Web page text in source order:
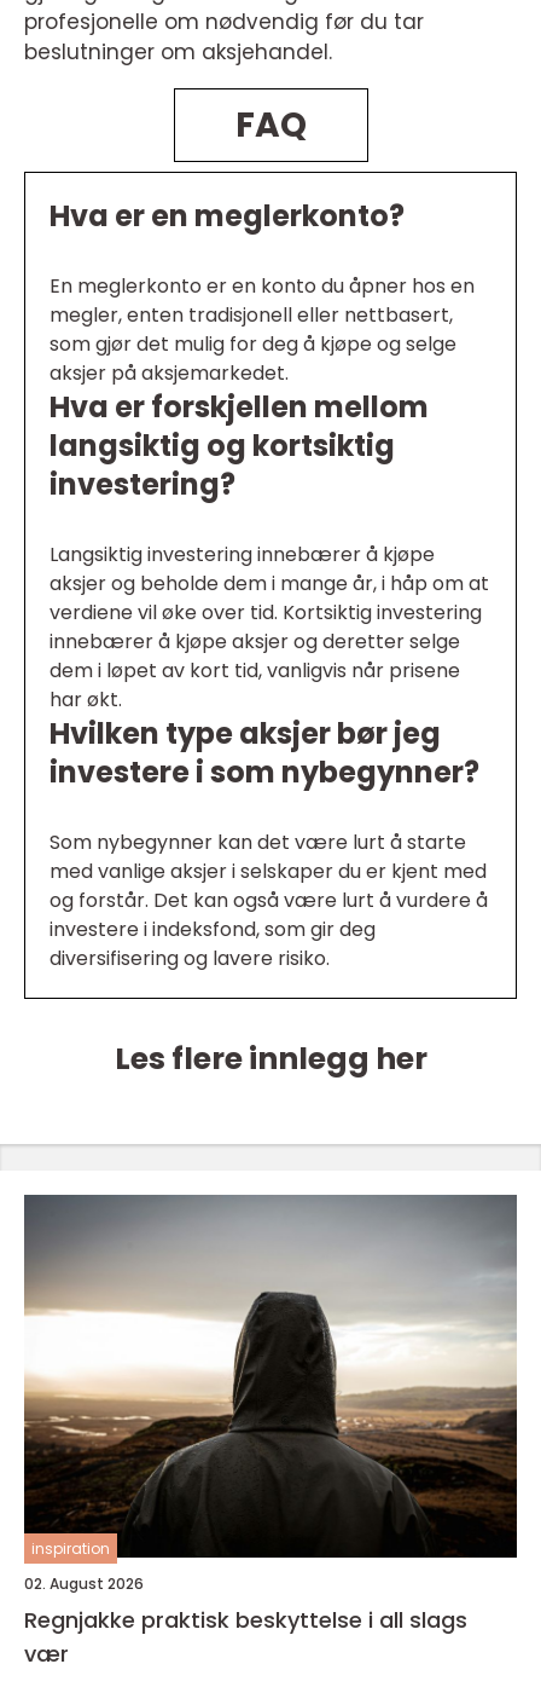
profesjonelle om nødvendig før du tar
beslutninger om aksjehandel.
FAQ
Hva er en meglerkonto?
En meglerkonto er en konto du åpner hos en
megler, enten tradisjonell eller nettbasert,
som gjør det mulig for deg å kjøpe og selge
aksjer på aksjemarkedet.
Hva er forskjellen mellom
langsiktig og kortsiktig
investering?
Langsiktig investering innebærer å kjøpe
aksjer og beholde dem i mange år, i håp om at
verdiene vil øke over tid. Kortsiktig investering
innebærer å kjøpe aksjer og deretter selge
dem i løpet av kort tid, vanligvis når prisene
har økt.
Hvilken type aksjer bør jeg
investere i som nybegynner?
Som nybegynner kan det være lurt å starte
med vanlige aksjer i selskaper du er kjent med
og forstår. Det kan også være lurt å vurdere å
investere i indeksfond, som gir deg
diversifisering og lavere risiko.
Les flere innlegg her
inspiration
02. August 2026
Regnjakke praktisk beskyttelse i all slags
vær